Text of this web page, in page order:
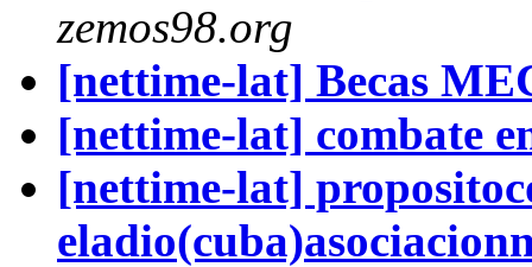
zemos98.org
[nettime-lat] Becas
[nettime-lat] combate
[nettime-lat]